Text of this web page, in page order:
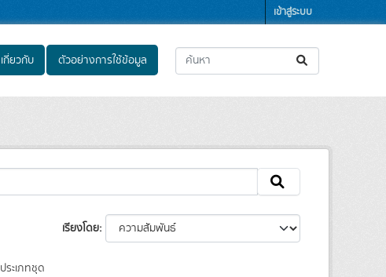
เข้าสู่ระบบ
เกี่ยวกับ ตัวอย่างการใช้ข้อมูล
เรียงโดย
ประเภทชุด